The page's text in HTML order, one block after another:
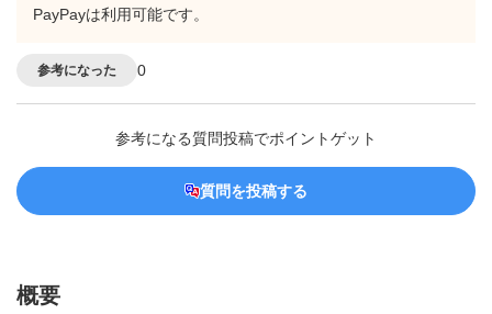
PayPayは利用可能です。
参考になった 0
参考になる質問投稿でポイントゲット
質問を投稿する
概要